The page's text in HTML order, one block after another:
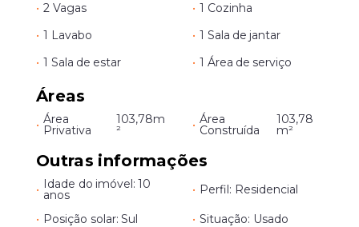
• 2 Vagas • 1 Cozinha
• 1 Lavabo • 1 Sala de jantar
• 1 Sala de estar • 1 Área de serviço
Áreas
• Área
Privativa
103,78m
² • Área
Construída
103,78
m²
Outras informações
• Idade do imóvel: 10
anos • Perfil: Residencial
• Posição solar: Sul • Situação: Usado